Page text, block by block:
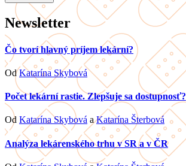
Newsletter
Čo tvorí hlavný príjem lekární?
OdKatarína Skybová
Počet lekární rastie. Zlepšuje sa dostupnosť?
Od Katarína Skybová aKatarína Šterbová
Analýza lekárenského trhu v SR a v ČR